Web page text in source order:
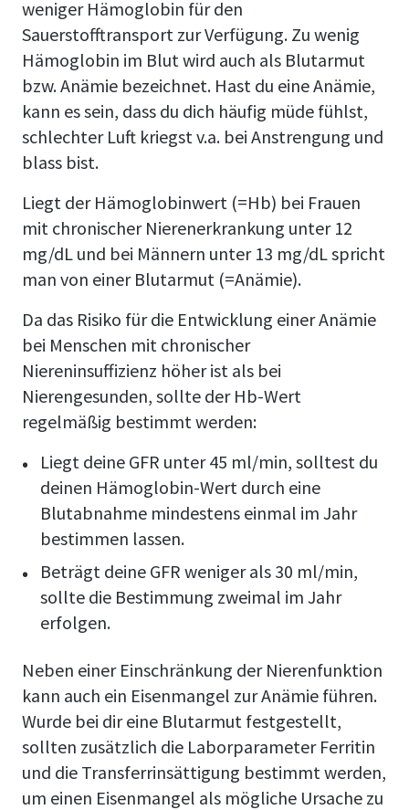
weniger Hämoglobin für den
Sauerstofftransport zur Verfügung. Zu wenig
Hämoglobin im Blut wird auch als Blutarmut
bzw. Anämie bezeichnet. Hast du eine Anämie,
kann es sein, dass du dich häufig müde fühlst,
schlechter Luft kriegst v.a. bei Anstrengung und
blass bist.
Liegt der Hämoglobinwert (=Hb) bei Frauen
mit chronischer Nierenerkrankung unter 12
mg/dL und bei Männern unter 13 mg/dL spricht
man von einer Blutarmut (=Anämie).
Da das Risiko für die Entwicklung einer Anämie
bei Menschen mit chronischer
Niereninsuffizienz höher ist als bei
Nierengesunden, sollte der Hb-Wert
regelmäßig bestimmt werden:
Liegt deine GFR unter 45 ml/min, solltest du
deinen Hämoglobin-Wert durch eine
Blutabnahme mindestens einmal im Jahr
bestimmen lassen.
Beträgt deine GFR weniger als 30 ml/min,
sollte die Bestimmung zweimal im Jahr
erfolgen.
Neben einer Einschränkung der Nierenfunktion
kann auch ein Eisenmangel zur Anämie führen.
Wurde bei dir eine Blutarmut festgestellt,
sollten zusätzlich die Laborparameter Ferritin
und die Transferrinsättigung bestimmt werden,
um einen Eisenmangel als mögliche Ursache zu